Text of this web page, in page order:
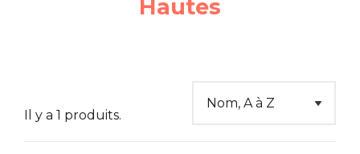
Hautes
Il y a 1 produits.